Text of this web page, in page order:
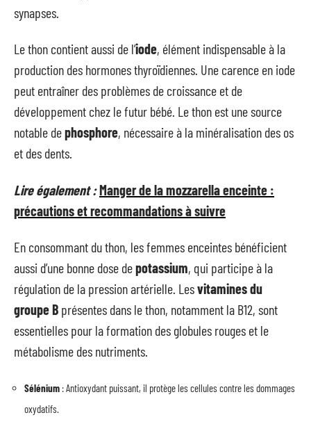
synapses.
Le thon contient aussi de l’iode, élément indispensable à la
production des hormones thyroïdiennes. Une carence en iode
peut entraîner des problèmes de croissance et de
développement chez le futur bébé. Le thon est une source
notable dephosphore, nécessaire à la minéralisation des os
et des dents.
Lire également :Manger de la mozzarella enceinte :
précautions et recommandations à suivre
En consommant du thon, les femmes enceintes bénéficient
aussi d’une bonne dose depotassium, qui participe à la
régulation de la pression artérielle. Lesvitamines du
groupe B présentes dans le thon, notamment la B12, sont
essentielles pour la formation des globules rouges et le
métabolisme des nutriments.
Sélénium : Antioxydant puissant, il protège les cellules contre les dommages
oxydatifs.